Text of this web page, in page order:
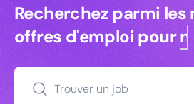
Recherchez parmi
Recherchez parmi les
offres d'emploi pour
Trouver un job